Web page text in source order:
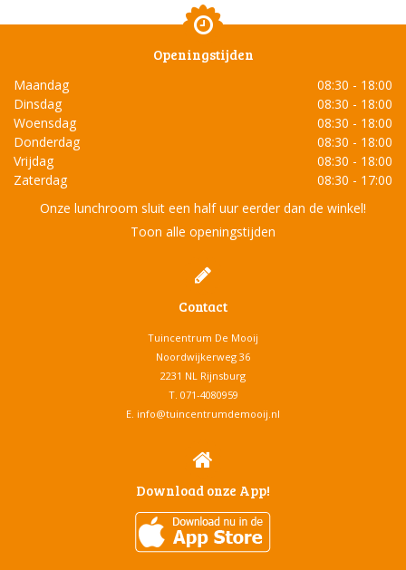
Openingstijden
Maandag
08:30 - 18:00
Dinsdag
08:30 - 18:00
Woensdag
08:30 - 18:00
Donderdag
08:30 - 18:00
Vrijdag
08:30 - 18:00
Zaterdag
08:30 - 17:00
Onze lunchroom sluit een half uur eerder dan de winkel!
Toon alle openingstijden
Contact
Tuincentrum De Mooij
Noordwijkerweg 36
2231 NL Rijnsburg
T. 071-4080959
E. info@tuincentrumdemooij.nl
Download onze App!